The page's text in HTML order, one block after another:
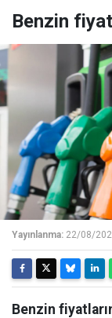
Benzin
Yayınlanma: 22/08/
Benzin